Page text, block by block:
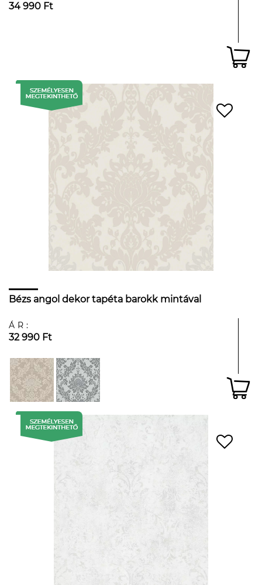
34 990 Ft
Bézs angol dekor tapéta barokk mintával
ÁR:
32 990 Ft